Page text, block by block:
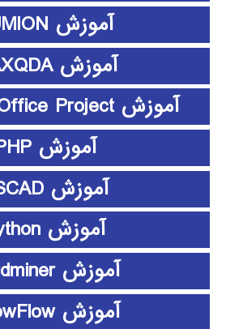
آموزش LUMION
آموزش MAXQDA
آموزش Microsoft Office Project
آموزش PHP
آموزش PSCAD
آموزش python
آموزش rapidminer
آموزش ShowFlow